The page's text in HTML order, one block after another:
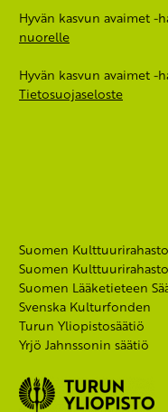
Hyvän kasvun avaimet -
nuorelle
Hyvän kasvun avaimet -
Tietosuojaseloste
Suomen
Suomen
Suomen Lääketieteen
Svenska Kulturfonden
Turun Yliopistosäätiö
Yrjö Jahnssonin säätiö